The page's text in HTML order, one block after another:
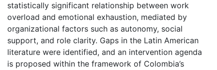
statistically significant relationship between work
overload and emotional exhaustion, mediated by
organizational factors such as autonomy, social
support, and role clarity. Gaps in the Latin American
literature were identified, and an intervention agenda
is proposed within the framework of Colombia’s